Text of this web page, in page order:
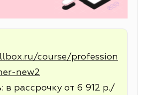
course/profession
new2
в рассрочку от 6 912 р./